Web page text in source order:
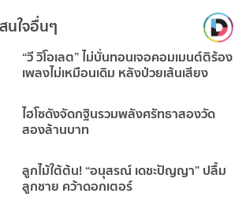
นใจอื่นๆ
“วี วิโอเลต” ไม่บั่นทอนเจอคอมเมนต์ติร้อง
เพลงไม่เหมือนเดิม หลังป่วยเส้นเสียง
ไฮโซดังจัดกฐินรวมพลังศรัทธาสองวัด
สองล้านบาท
ลูกไม้ใต้ต้น! “อนุสรณ์ เดชะปัญญา” ปลื้ม
ลูกชาย คว้าดอกเตอร์